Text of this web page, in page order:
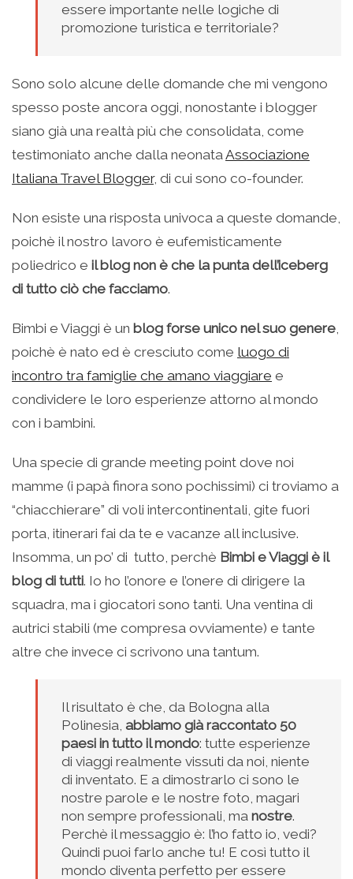
essere importante nelle logiche di
promozione turistica e territoriale?
Sono solo alcune delle domande che mi vengono
spesso poste ancora oggi, nonostante i blogger
siano già una realtà più che consolidata, come
testimoniato anche dalla neonata Associazione
Italiana Travel Blogger, di cui sono co-founder.
Non esiste una risposta univoca a queste domande,
poichè il nostro lavoro è eufemisticamente
poliedrico e il blog non è che la punta dell’iceberg
di tutto ciò che facciamo.
Bimbi e Viaggi è un blog forse unico nel suo genere
poichè è nato ed è cresciuto come luogo di
incontro tra famiglie che amano viaggiare e
condividere le loro esperienze attorno al mondo
con i bambini.
Una specie di grande meeting point dove noi
mamme (i papà finora sono pochissimi) ci troviamo a
“chiacchierare” di voli intercontinentali, gite fuori
porta, itinerari fai da te e vacanze all inclusive.
Insomma, un po’ di tutto, perchè Bimbi e Viaggi è il
blog di tutti. Io ho l’onore e l’onere di dirigere la
squadra, ma i giocatori sono tanti. Una ventina di
autrici stabili (me compresa ovviamente) e tante
altre che invece ci scrivono una tantum.
Il risultato è che, da Bologna alla
Polinesia, abbiamo già raccontato 50
paesi in tutto il mondo: tutte esperienze
di viaggi realmente vissuti da noi, niente
di inventato. E a dimostrarlo ci sono le
nostre parole e le nostre foto, magari
non sempre professionali, ma nostre.
Perchè il messaggio è: l’ho fatto io, vedi?
Quindi puoi farlo anche tu! E così tutto il
mondo diventa perfetto per essere